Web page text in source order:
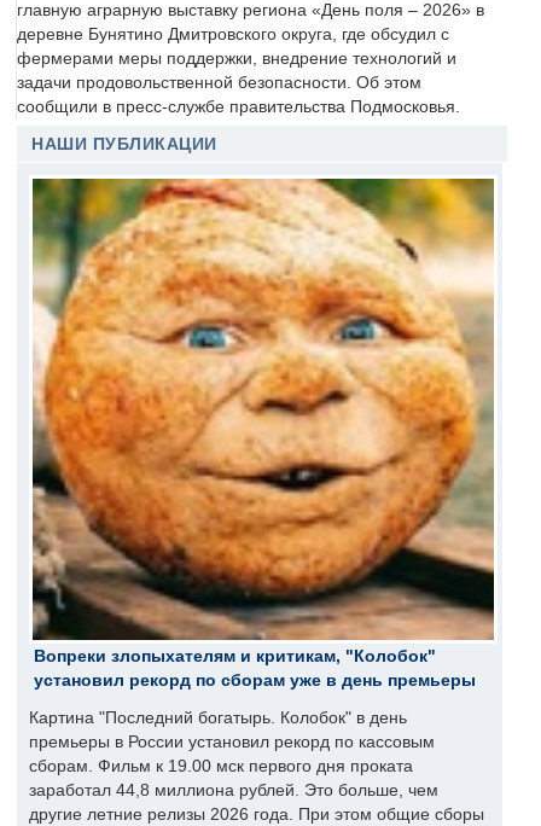
главную аграрную выставку региона «День поля – 2026» в
деревне Бунятино Дмитровского округа, где обсудил с
фермерами меры поддержки, внедрение технологий и
задачи продовольственной безопасности. Об этом
сообщили в пресс-службе правительства Подмосковья.
НАШИ ПУБЛИКАЦИИ
Вопреки злопыхателям и критикам, "Колобок"
установил рекорд по сборам уже в день премьеры
Картина "Последний богатырь. Колобок" в день
премьеры в России установил рекорд по кассовым
сборам. Фильм к 19.00 мск первого дня проката
заработал 44,8 миллиона рублей. Это больше, чем
другие летние релизы 2026 года. При этом общие сборы